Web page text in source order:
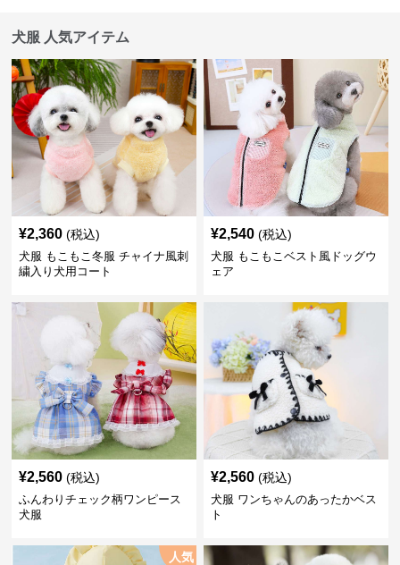
犬服 人気アイテム
¥2,360 (税込)
犬服 もこもこ冬服 チャイナ風刺
繍入り犬用コート
¥2,540 (税込)
犬服 もこもこベスト風ドッグウ
ェア
¥2,560 (税込)
ふんわりチェック柄ワンピース
犬服
¥2,560 (税込)
犬服 ワンちゃんのあったかベス
ト
人気